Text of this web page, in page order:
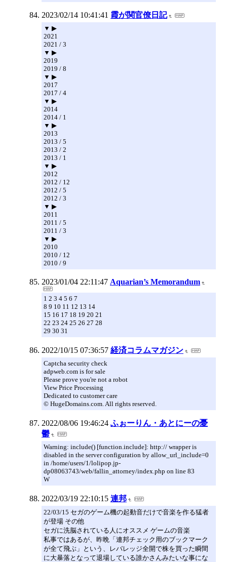
2023/02/14 10:41:41 霞が関官僚日記
▼ ▶
2021
2021 / 3
▼ ▶
2019
2019 / 8
▼ ▶
2017
2017 / 4
▼ ▶
2014
2014 / 1
▼ ▶
2013
2013 / 5
2013 / 2
2013 / 1
▼ ▶
2012
2012 / 12
2012 / 5
2012 / 3
▼ ▶
2011
2011 / 5
2011 / 3
▼ ▶
2010
2010 / 12
2010 / 9
2023/01/04 22:11:47 Aquarian’s Memorandum
1 2 3 4 5 6 7
8 9 10 11 12 13 14
15 16 17 18 19 20 21
22 23 24 25 26 27 28
29 30 31
2022/10/15 07:36:57 経済コラムマガジン
Captcha security check
adpweb.com is for sale
Please prove you're not a robot
View Price Processing
Dedicated to customer care
© HugeDomains.com. All rights reserved.
2022/08/06 19:46:24 ふぉーりん・あとにーの憂
鬱
Warning: include() [function.include]: http:// wrapper is
disabled in the server configuration by allow_url_include=0
in /home/users/1/lolipop.jp-
dp08063743/web/fallin_attorney/index.php on line 83
W
2022/03/19 22:10:15 連邦
22/03/15 セガのゲーム機の起動音だけで音楽を作る猛者
が登場 その他
セガに洗脳されている人にオススメ ゲームの音楽
私事ではあるが、昨晩「連邦チェック用のブックマーク
が全て飛ぶ」という、レバレッジ全開で株を買った瞬間
に大暴落となって退場している誰かさんみたいな事にな